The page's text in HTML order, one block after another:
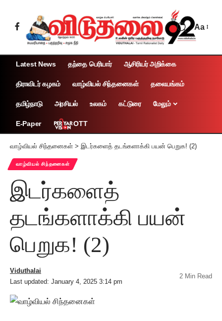
Aa
Latest News தந்தை பெரியார் ஆசிரியர் அறிக்கை
திராவிடர் கழகம் வாழ்வியல் சிந்தனைகள் தலையங்கம்
தமிழ்நாடு அரசியல் உலகம் கட்டுரை மேலும்
E-Paper OTT
வாழ்வியல் சிந்தனைகள் > இடர்களைத் தடங்களாக்கி பயன் பெறுக! (2)
வாழ்வியல் சிந்தனைகள்
இடர்களைத்
தடங்களாக்கி பயன்
பெறுக! (2)
Last updated: January 4, 2025 3:14 pm
Viduthalai
2 Min Read